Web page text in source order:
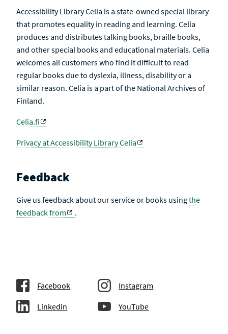
Accessibility Library Celia is a state-owned special library
that promotes equality in reading and learning. Celia
produces and distributes talking books, braille books,
and other special books and educational materials. Celia
welcomes all customers who find it difficult to read
regular books due to dyslexia, illness, disability or a
similar reason. Celia is a part of the National Archives of
Finland.
Celia.fi
Privacy at Accessibility Library Celia
Feedback
Give us feedback about our service or books usingthe
feedback from
.
Facebook Instagram
Linkedin YouTube